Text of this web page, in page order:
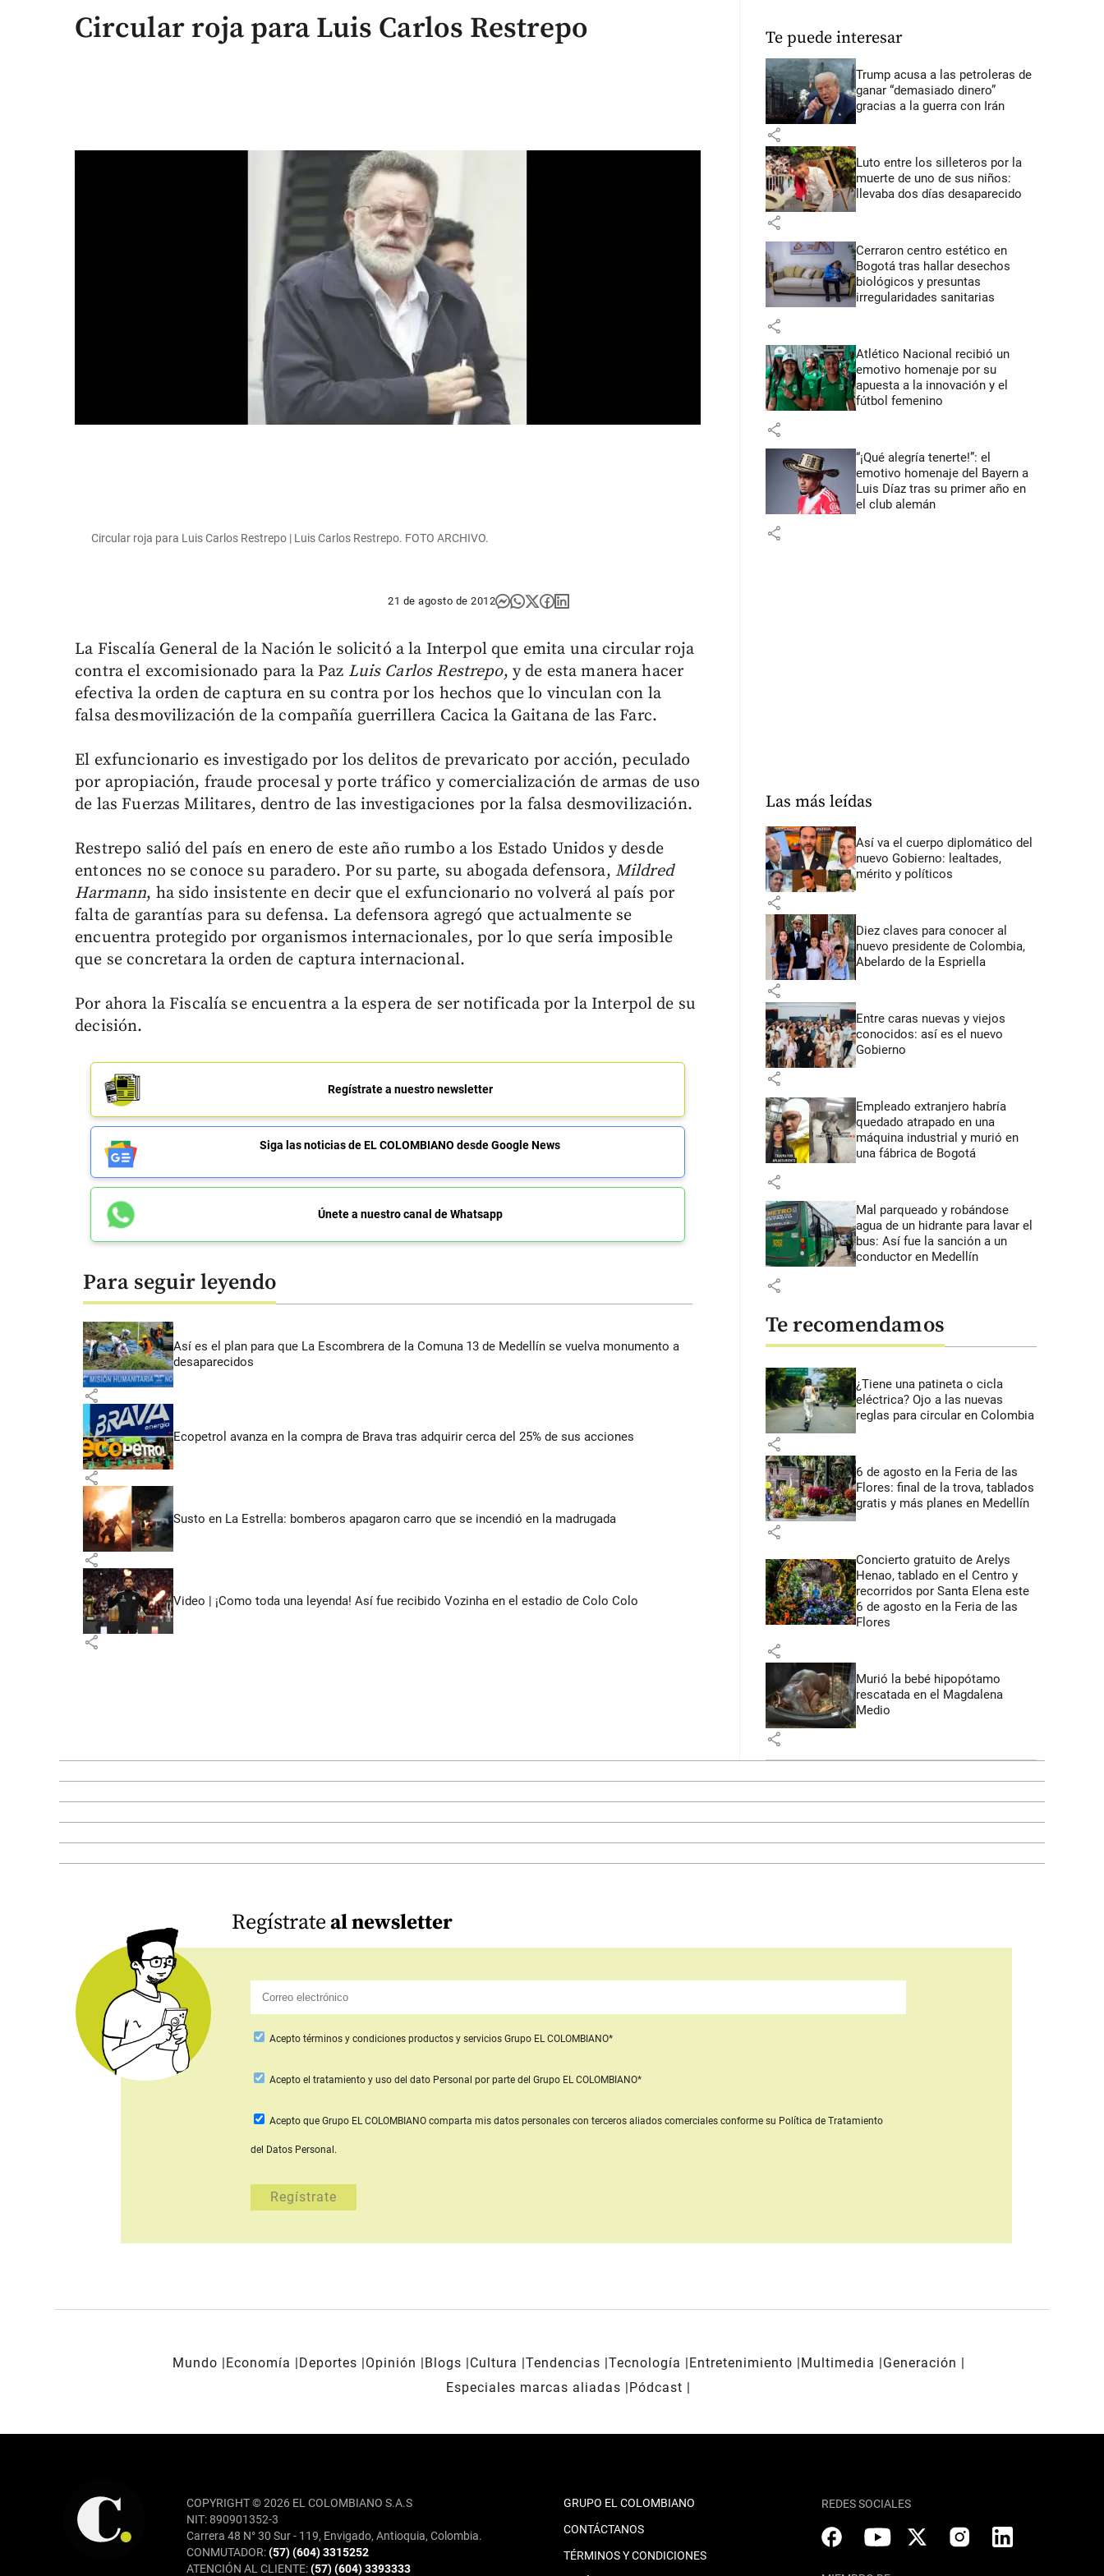
Circular roja para Luis Carlos Restrepo
Circular roja para Luis Carlos Restrepo | Luis Carlos Restrepo. FOTO ARCHIVO.
21 de agosto de 2012
La Fiscalía General de la Nación le solicitó a la Interpol que emita una circular roja
contra el excomisionado para la Paz Luis Carlos Restrepo, y de esta manera hacer
efectiva la orden de captura en su contra por los hechos que lo vinculan con la
falsa desmovilización de la compañía guerrillera Cacica la Gaitana de las Farc.
El exfuncionario es investigado por los delitos de prevaricato por acción, peculado
por apropiación, fraude procesal y porte tráfico y comercialización de armas de uso
de las Fuerzas Militares, dentro de las investigaciones por la falsa desmovilización.
Restrepo salió del país en enero de este año rumbo a los Estado Unidos y desde
entonces no se conoce su paradero. Por su parte, su abogada defensora, Mildred
Harmann, ha sido insistente en decir que el exfuncionario no volverá al país por
falta de garantías para su defensa. La defensora agregó que actualmente se
encuentra protegido por organismos internacionales, por lo que sería imposible
que se concretara la orden de captura internacional.
Por ahora la Fiscalía se encuentra a la espera de ser notificada por la Interpol de su
decisión.
Regístrate a nuestro newsletter
Siga las noticias de EL COLOMBIANO desde Google News
Únete a nuestro canal de Whatsapp
Para seguir leyendo
Así es el plan para que La Escombrera de la Comuna 13 de Medellín se vuelva monumento a
desaparecidos
share
Ecopetrol avanza en la compra de Brava tras adquirir cerca del 25% de sus acciones
share
Susto en La Estrella: bomberos apagaron carro que se incendió en la madrugada
share
Video | ¡Como toda una leyenda! Así fue recibido Vozinha en el estadio de Colo Colo
share
Te puede interesar
Trump acusa a las petroleras de
ganar “demasiado dinero”
gracias a la guerra con Irán
share
Luto entre los silleteros por la
muerte de uno de sus niños:
llevaba dos días desaparecido
share
Cerraron centro estético en
Bogotá tras hallar desechos
biológicos y presuntas
irregularidades sanitarias
share
Atlético Nacional recibió un
emotivo homenaje por su
apuesta a la innovación y el
fútbol femenino
share
“¡Qué alegría tenerte!”: el
emotivo homenaje del Bayern a
Luis Díaz tras su primer año en
el club alemán
share
Las más leídas
Así va el cuerpo diplomático del
nuevo Gobierno: lealtades,
mérito y políticos
share
Diez claves para conocer al
nuevo presidente de Colombia,
Abelardo de la Espriella
share
Entre caras nuevas y viejos
conocidos: así es el nuevo
Gobierno
share
Empleado extranjero habría
quedado atrapado en una
máquina industrial y murió en
una fábrica de Bogotá
share
Mal parqueado y robándose
agua de un hidrante para lavar el
bus: Así fue la sanción a un
conductor en Medellín
share
Te recomendamos
¿Tiene una patineta o cicla
eléctrica? Ojo a las nuevas
reglas para circular en Colombia
share
6 de agosto en la Feria de las
Flores: final de la trova, tablados
gratis y más planes en Medellín
share
Concierto gratuito de Arelys
Henao, tablado en el Centro y
recorridos por Santa Elena este
6 de agosto en la Feria de las
Flores
share
Murió la bebé hipopótamo
rescatada en el Magdalena
Medio
share
Regístrateal newsletter
Acepto términos y condiciones productos y servicios Grupo EL COLOMBIANO*
Aceptoel tratamiento y uso del dato Personal por parte del Grupo EL COLOMBIANO*
Acepto que Grupo EL COLOMBIANO comparta mis datos personales con terceros aliados comercialesconforme su Política de Tratamiento
del Datos Personal.
Mundo Economía Deportes Opinión Blogs Cultura Tendencias Tecnología Entretenimiento Multimedia
Generación
Especiales marcas aliadas
Pódcast
COPYRIGHT © 2026 EL COLOMBIANO S.A.S
NIT: 890901352-3
Carrera 48 N° 30 Sur - 119, Envigado, Antioquia, Colombia.
CONMUTADOR:(57) (604) 3315252
ATENCIÓN AL CLIENTE:(57) (604) 3393333
GRUPO EL COLOMBIANO
CONTÁCTANOS
TÉRMINOS Y CONDICIONES
REDES SOCIALES